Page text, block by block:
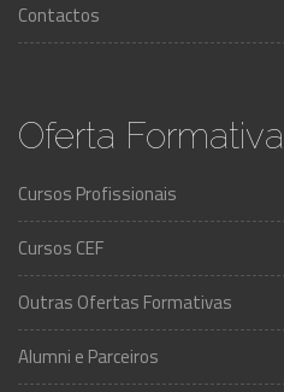
Contactos
Oferta Formativa
Cursos Profissionais
Cursos CEF
Outras Ofertas Formativas
Alumni e Parceiros